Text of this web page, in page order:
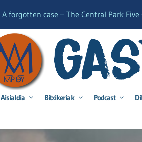
A forgotten case – The Central Park Five
Aisialdia Bitxikeriak Podcast